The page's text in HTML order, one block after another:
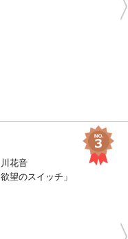
花音
欲望のスイッチ」